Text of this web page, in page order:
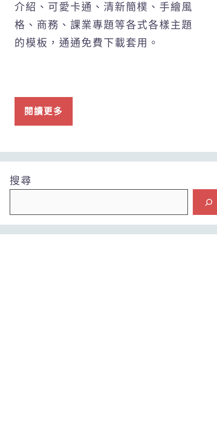
介紹、可愛卡通、清新簡樸、手繪風
格、商務、課業專題等各式各樣主題
的模板，通通免費下載套用。
閱讀更多
搜尋